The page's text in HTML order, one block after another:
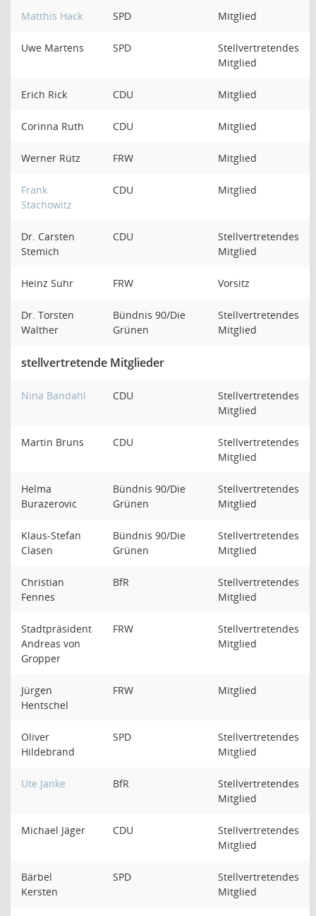
Matthis Hack SPD Mitglied
Uwe Martens SPD
Stellvertretendes
Mitglied
Erich Rick CDU Mitglied
Corinna Ruth CDU Mitglied
Werner Rütz FRW Mitglied
Frank
Stachowitz
CDU Mitglied
Dr. Carsten
Stemich
CDU
Stellvertretendes
Mitglied
Heinz Suhr FRW Vorsitz
Dr. Torsten
Walther
Bündnis 90/Die
Grünen
Stellvertretendes
Mitglied
stellvertretende Mitglieder
Nina Bandahl CDU
Stellvertretendes
Mitglied
Martin Bruns CDU
Stellvertretendes
Mitglied
Helma
Burazerovic
Bündnis 90/Die
Grünen
Stellvertretendes
Mitglied
Klaus-Stefan
Clasen
Bündnis 90/Die
Grünen
Stellvertretendes
Mitglied
Christian
Fennes
BfR
Stellvertretendes
Mitglied
Stadtpräsident
Andreas von
Gropper
FRW
Stellvertretendes
Mitglied
Jürgen
Hentschel
FRW Mitglied
Oliver
Hildebrand
SPD
Stellvertretendes
Mitglied
Ute Janke BfR
Stellvertretendes
Mitglied
Michael Jäger CDU
Stellvertretendes
Mitglied
Bärbel
Kersten
SPD
Stellvertretendes
Mitglied